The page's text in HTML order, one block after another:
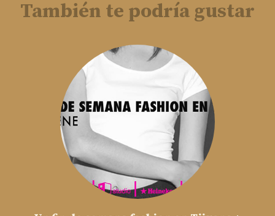
También te podría gustar